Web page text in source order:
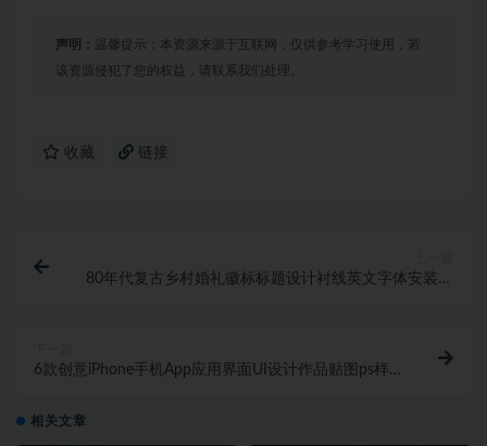
声明： 温馨提示：本资源来源于互联网，仅供参考学习使用，若
该资源侵犯了您的权益，请联系我们处理。
收藏 链接
80年代复古乡村婚礼徽标标题设计衬线英文字体安装包
6款创意iPhone手机App应用界面UI设计作品贴图ps样
相关文章